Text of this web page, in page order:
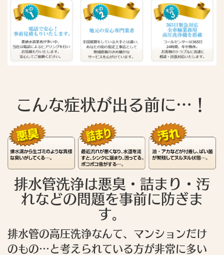
こんな症状が出る前に…！
排水管洗浄は悪臭・詰まり・汚
れなどの問題を事前に防ぎま
す。
排水管の高圧洗浄なんて、マンションだけ
のもの…と考えられている方が非常に多い